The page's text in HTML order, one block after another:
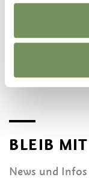
BLEIB
News und